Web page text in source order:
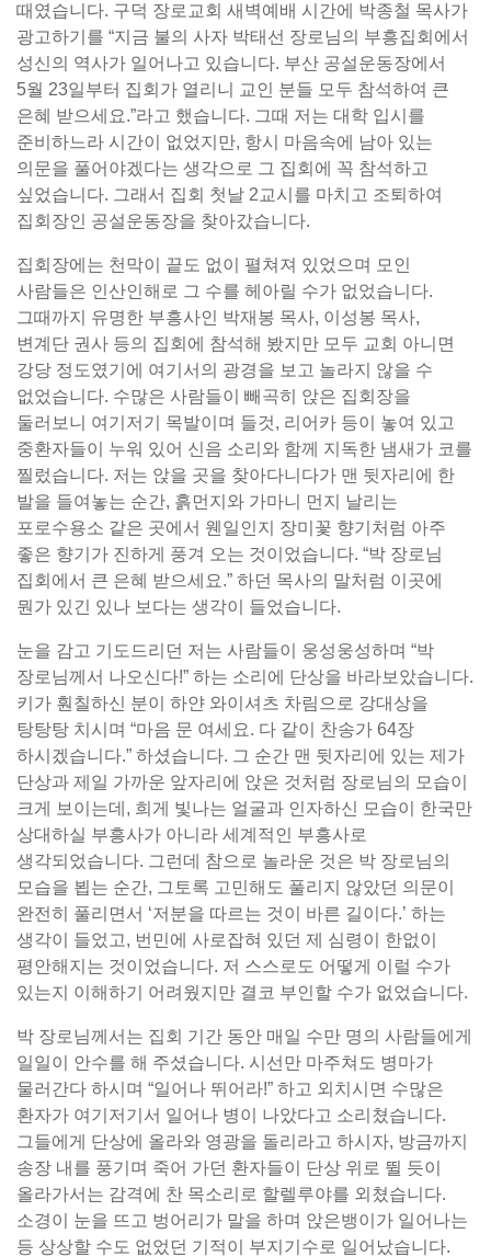
때였습니다. 구덕 장로교회 새벽예배 시간에 박종철 목사가
광고하기를 “지금 불의 사자 박태선 장로님의 부흥집회에서
성신의 역사가 일어나고 있습니다. 부산 공설운동장에서
5월 23일부터 집회가 열리니 교인 분들 모두 참석하여 큰
은혜 받으세요.”라고 했습니다. 그때 저는 대학 입시를
준비하느라 시간이 없었지만, 항시 마음속에 남아 있는
의문을 풀어야겠다는 생각으로 그 집회에 꼭 참석하고
싶었습니다. 그래서 집회 첫날 2교시를 마치고 조퇴하여
집회장인 공설운동장을 찾아갔습니다.
집회장에는 천막이 끝도 없이 펼쳐져 있었으며 모인
사람들은 인산인해로 그 수를 헤아릴 수가 없었습니다.
그때까지 유명한 부흥사인 박재봉 목사, 이성봉 목사,
변계단 권사 등의 집회에 참석해 봤지만 모두 교회 아니면
강당 정도였기에 여기서의 광경을 보고 놀라지 않을 수
없었습니다. 수많은 사람들이 빼곡히 앉은 집회장을
둘러보니 여기저기 목발이며 들것, 리어카 등이 놓여 있고
중환자들이 누워 있어 신음 소리와 함께 지독한 냄새가 코를
찔렀습니다. 저는 앉을 곳을 찾아다니다가 맨 뒷자리에 한
발을 들여놓는 순간, 흙먼지와 가마니 먼지 날리는
포로수용소 같은 곳에서 웬일인지 장미꽃 향기처럼 아주
좋은 향기가 진하게 풍겨 오는 것이었습니다. “박 장로님
집회에서 큰 은혜 받으세요.” 하던 목사의 말처럼 이곳에
뭔가 있긴 있나 보다는 생각이 들었습니다.
눈을 감고 기도드리던 저는 사람들이 웅성웅성하며 “박
장로님께서 나오신다!” 하는 소리에 단상을 바라보았습니다.
키가 훤칠하신 분이 하얀 와이셔츠 차림으로 강대상을
탕탕탕 치시며 “마음 문 여세요. 다 같이 찬송가 64장
하시겠습니다.” 하셨습니다. 그 순간 맨 뒷자리에 있는 제가
단상과 제일 가까운 앞자리에 앉은 것처럼 장로님의 모습이
크게 보이는데, 희게 빛나는 얼굴과 인자하신 모습이 한국만
상대하실 부흥사가 아니라 세계적인 부흥사로
생각되었습니다. 그런데 참으로 놀라운 것은 박 장로님의
모습을 뵙는 순간, 그토록 고민해도 풀리지 않았던 의문이
완전히 풀리면서 ‘저분을 따르는 것이 바른 길이다.’ 하는
생각이 들었고, 번민에 사로잡혀 있던 제 심령이 한없이
평안해지는 것이었습니다. 저 스스로도 어떻게 이럴 수가
있는지 이해하기 어려웠지만 결코 부인할 수가 없었습니다.
박 장로님께서는 집회 기간 동안 매일 수만 명의 사람들에게
일일이 안수를 해 주셨습니다. 시선만 마주쳐도 병마가
물러간다 하시며 “일어나 뛰어라!” 하고 외치시면 수많은
환자가 여기저기서 일어나 병이 나았다고 소리쳤습니다.
그들에게 단상에 올라와 영광을 돌리라고 하시자, 방금까지
송장 내를 풍기며 죽어 가던 환자들이 단상 위로 뛸 듯이
올라가서는 감격에 찬 목소리로 할렐루야를 외쳤습니다.
소경이 눈을 뜨고 벙어리가 말을 하며 앉은뱅이가 일어나는
등 상상할 수도 없었던 기적이 부지기수로 일어났습니다.